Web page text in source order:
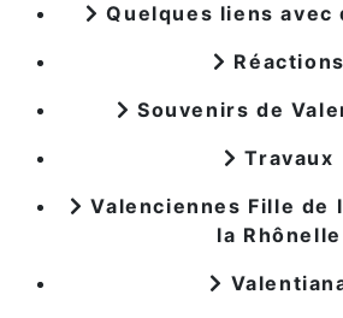
Quelques liens avec
Réactions
Souvenirs de
Travaux
Valenciennes Fille de
la Rhônelle